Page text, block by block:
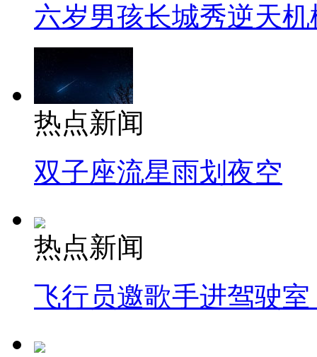
六岁男孩长城秀逆天机
热点新闻
双子座流星雨划夜空
热点新闻
飞行员邀歌手进驾驶